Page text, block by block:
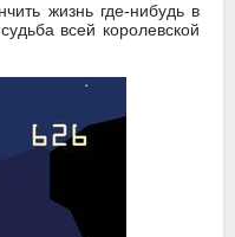
жизнь где-нибудь в
всей королевской